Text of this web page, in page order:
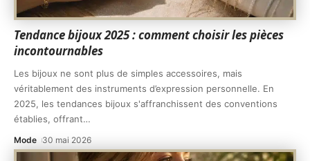
Tendance bijoux 2025 : comment choisir les pièces
incontournables
Les bijoux ne sont plus de simples accessoires, mais
véritablement des instruments d’expression personnelle. En
2025, les tendances bijoux s'affranchissent des conventions
établies, offrant…
Mode 30 mai 2026